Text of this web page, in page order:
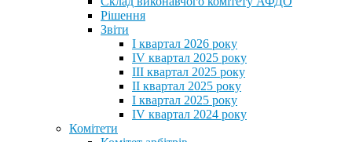
Рішення
Звіти
I квартал 2026 року
IV квартал 2025 року
III квартал 2025 року
II квартал 2025 року
I квартал 2025 року
IV квартал 2024 року
Комітети